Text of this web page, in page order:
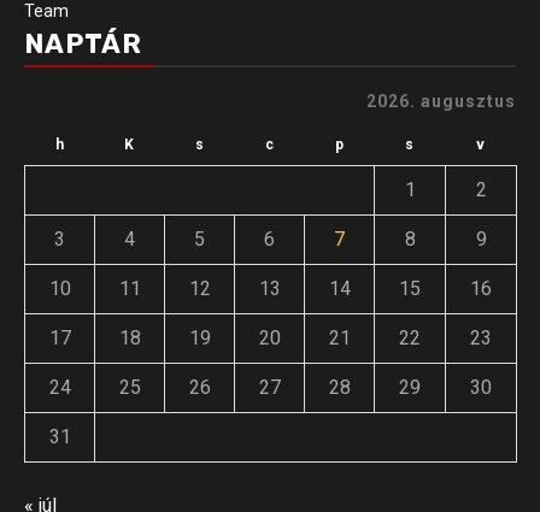
Team
NAPTÁR
2026. augusztus
h K s c p s v
1 2
3 4 5 6 7 8 9
10 11 12 13 14 15 16
17 18 19 20 21 22 23
24 25 26 27 28 29 30
31
« júl